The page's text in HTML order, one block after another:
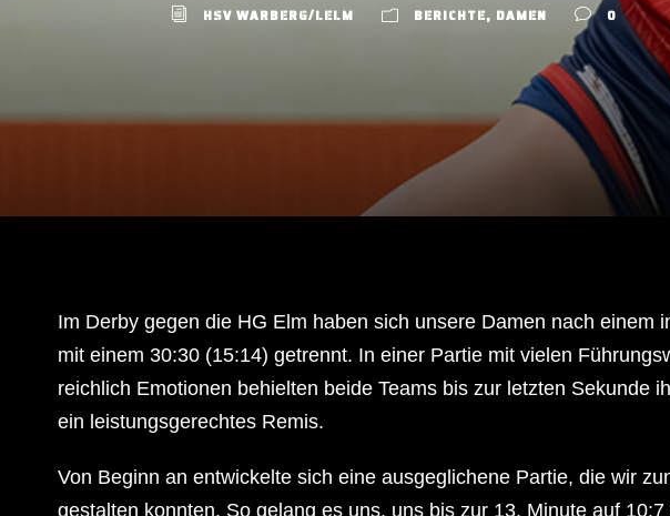
HSV WARBERG/LELM BERICHTE, DAMEN 0
Im Derby gegen die HG Elm haben sich unsere Damen nach einem
mit einem 30:30 (15:14) getrennt. In einer Partie mit vielen
reichlich Emotionen behielten beide Teams bis zur letzten Sekunde
ein leistungsgerechtes Remis.
Von Beginn an entwickelte sich eine ausgeglichene Partie, die wir
gestalten konnten. So gelang es uns, uns bis zur 13. Minute auf